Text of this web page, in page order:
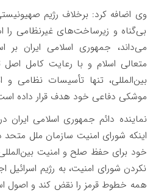
وی اضافه کرد: برخلاف رژیم
بی‌گناه و زیرساخت‌های غیرنظامی را
می‌داند، جمهوری اسلامی ایران
متعالی اسلام و با رعایت کامل
بین‌المللی، تنها تأسیسات نظامی و
موشکی دفاعی خود هدف قرار داده
نماینده دائم جمهوری اسلامی ایران
اینکه شورای امنیت سازمان ملل
خود برای حفظ صلح و امنیت
نکردن شورای امنیت، به رژیم اسرائیل
همه خطوط قرمز را نقض کند و اصول